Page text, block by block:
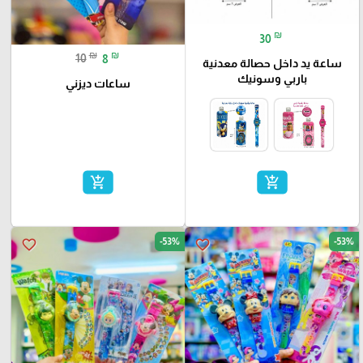
30 ₪
ساعة يد داخل حصالة معدنية
باربي وسونيك
add_shopping_cart
10 ₪ 8 ₪
ساعات ديزني
add_shopping_cart
favorite_border -53%
favorite_border -53%